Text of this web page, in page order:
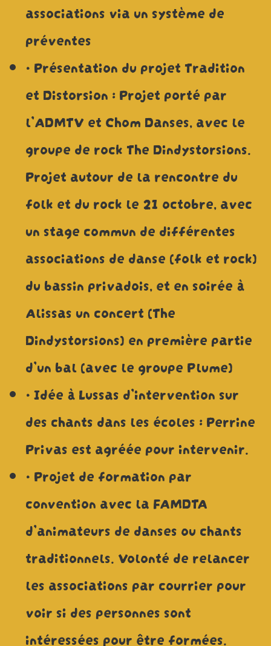
associations via un système de
préventes
• Présentation du projet Tradition
et Distorsion : Projet porté par
l’ADMTV et Chom Danses, avec le
groupe de rock The Dindystorsions.
Projet autour de la rencontre du
folk et du rock le 21 octobre, avec
un stage commun de différentes
associations de danse (folk et rock)
du bassin privadois, et en soirée à
Alissas un concert (The
Dindystorsions) en première partie
d’un bal (avec le groupe Plume)
• Idée à Lussas d’intervention sur
des chants dans les écoles : Perrine
Privas est agréée pour intervenir.
• Projet de formation par
convention avec la FAMDTA
d’animateurs de danses ou chants
traditionnels. Volonté de relancer
les associations par courrier pour
voir si des personnes sont
intéressées pour être formées.